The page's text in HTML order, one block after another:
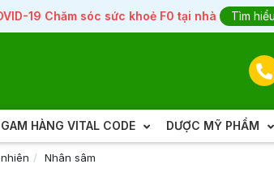
19 Chăm sóc sức khoẻ F0 tại nhà Tìm
GAM HÀNG VITAL CODE DƯỢC MỸ PHẨM
Nhân sâm